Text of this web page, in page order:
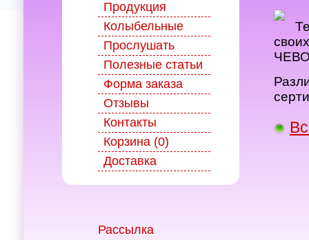
Продукция
Колыбельные
Прослушать
Полезные статьи
Форма заказа
Отзывы
Контакты
Корзина (0)
Доставка
Рассылка